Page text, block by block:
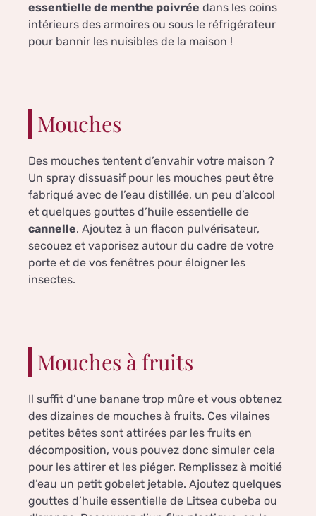
essentielle de menthe poivrée dans les coins
intérieurs des armoires ou sous le réfrigérateur
pour bannir les nuisibles de la maison !
Mouches
Des mouches tentent d’envahir votre maison ?
Un spray dissuasif pour les mouches peut être
fabriqué avec de l’eau distillée, un peu d’alcool
et quelques gouttes d’huile essentielle de
cannelle. Ajoutez à un flacon pulvérisateur,
secouez et vaporisez autour du cadre de votre
porte et de vos fenêtres pour éloigner les
insectes.
Mouches à fruits
Il suffit d’une banane trop mûre et vous obtenez
des dizaines de mouches à fruits. Ces vilaines
petites bêtes sont attirées par les fruits en
décomposition, vous pouvez donc simuler cela
pour les attirer et les piéger. Remplissez à moitié
d’eau un petit gobelet jetable. Ajoutez quelques
gouttes d’huile essentielle de Litsea cubeba ou